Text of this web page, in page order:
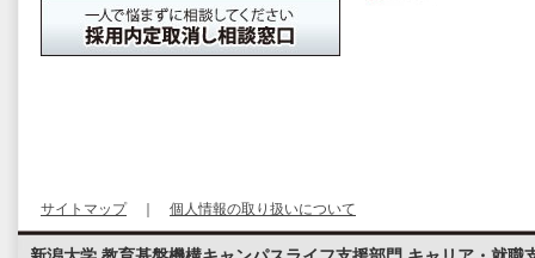
サイトマップ｜ 個人情報の取り扱いについて